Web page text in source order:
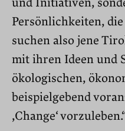
Persönlichkeiten,
suchen also jene
mit ihren Ideen und
ökologischen,
beispielgebend
,Change‘